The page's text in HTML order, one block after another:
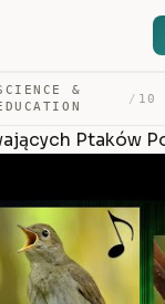
&
/
Ptaków